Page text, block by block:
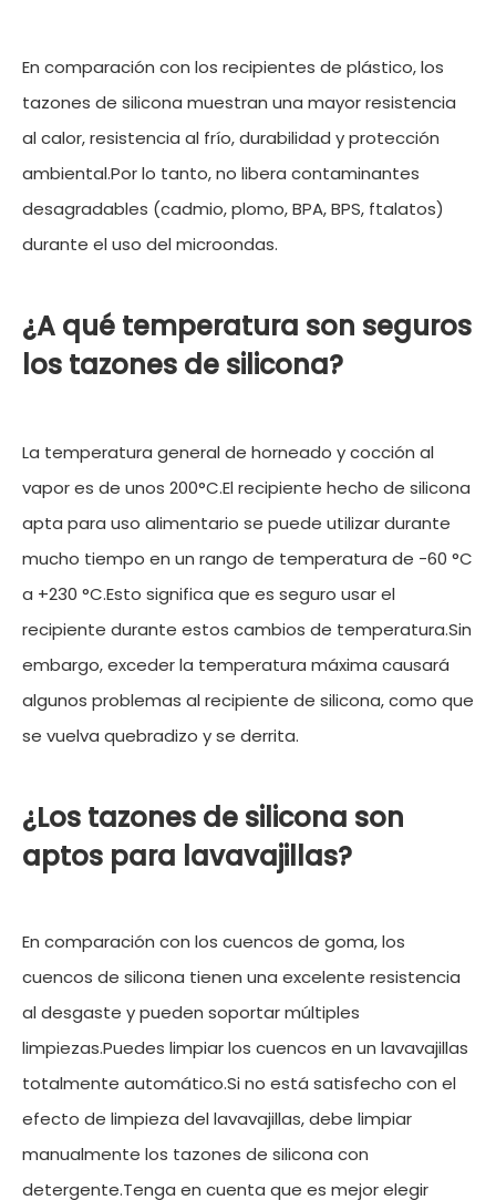
En comparación con los recipientes de plástico, los
tazones de silicona muestran una mayor resistencia
al calor, resistencia al frío, durabilidad y protección
ambiental.Por lo tanto, no libera contaminantes
desagradables (cadmio, plomo, BPA, BPS, ftalatos)
durante el uso del microondas.
¿A qué temperatura son seguros
los tazones de silicona?
La temperatura general de horneado y cocción al
vapor es de unos 200°C.El recipiente hecho de silicona
apta para uso alimentario se puede utilizar durante
mucho tiempo en un rango de temperatura de -60 °C
a +230 °C.Esto significa que es seguro usar el
recipiente durante estos cambios de temperatura.Sin
embargo, exceder la temperatura máxima causará
algunos problemas al recipiente de silicona, como que
se vuelva quebradizo y se derrita.
¿Los tazones de silicona son
aptos para lavavajillas?
En comparación con los cuencos de goma, los
cuencos de silicona tienen una excelente resistencia
al desgaste y pueden soportar múltiples
limpiezas.Puedes limpiar los cuencos en un lavavajillas
totalmente automático.Si no está satisfecho con el
efecto de limpieza del lavavajillas, debe limpiar
manualmente los tazones de silicona con
detergente.Tenga en cuenta que es mejor elegir